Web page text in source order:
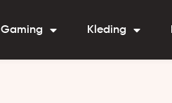
Gaming Kleding